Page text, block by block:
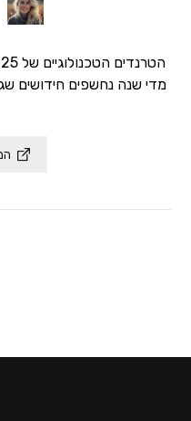
מדי שנה נחשפים חידושים